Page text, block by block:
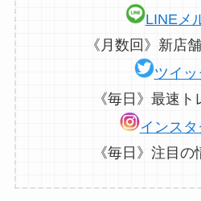
LINEメ
《月数回》新店
ツイッ
《毎日》最速
インスタ
《毎日》注目